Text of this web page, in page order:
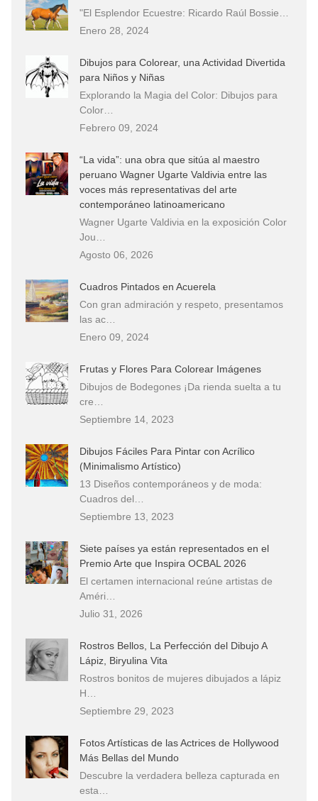
"El Esplendor Ecuestre: Ricardo Raúl Bossie…
Enero 28, 2024
Dibujos para Colorear, una Actividad Divertida
para Niños y Niñas
Explorando la Magia del Color: Dibujos para
Color…
Febrero 09, 2024
“La vida”: una obra que sitúa al maestro
peruano Wagner Ugarte Valdivia entre las
voces más representativas del arte
contemporáneo latinoamericano
Wagner Ugarte Valdivia en la exposición Color
Jou…
Agosto 06, 2026
Cuadros Pintados en Acuerela
Con gran admiración y respeto, presentamos
las ac…
Enero 09, 2024
Frutas y Flores Para Colorear Imágenes
Dibujos de Bodegones ¡Da rienda suelta a tu
cre…
Septiembre 14, 2023
Dibujos Fáciles Para Pintar con Acrílico
(Minimalismo Artístico)
13 Diseños contemporáneos y de moda:
Cuadros del…
Septiembre 13, 2023
Siete países ya están representados en el
Premio Arte que Inspira OCBAL 2026
El certamen internacional reúne artistas de
Améri…
Julio 31, 2026
Rostros Bellos, La Perfección del Dibujo A
Lápiz, Biryulina Vita
Rostros bonitos de mujeres dibujados a lápiz
H…
Septiembre 29, 2023
Fotos Artísticas de las Actrices de Hollywood
Más Bellas del Mundo
Descubre la verdadera belleza capturada en
esta…